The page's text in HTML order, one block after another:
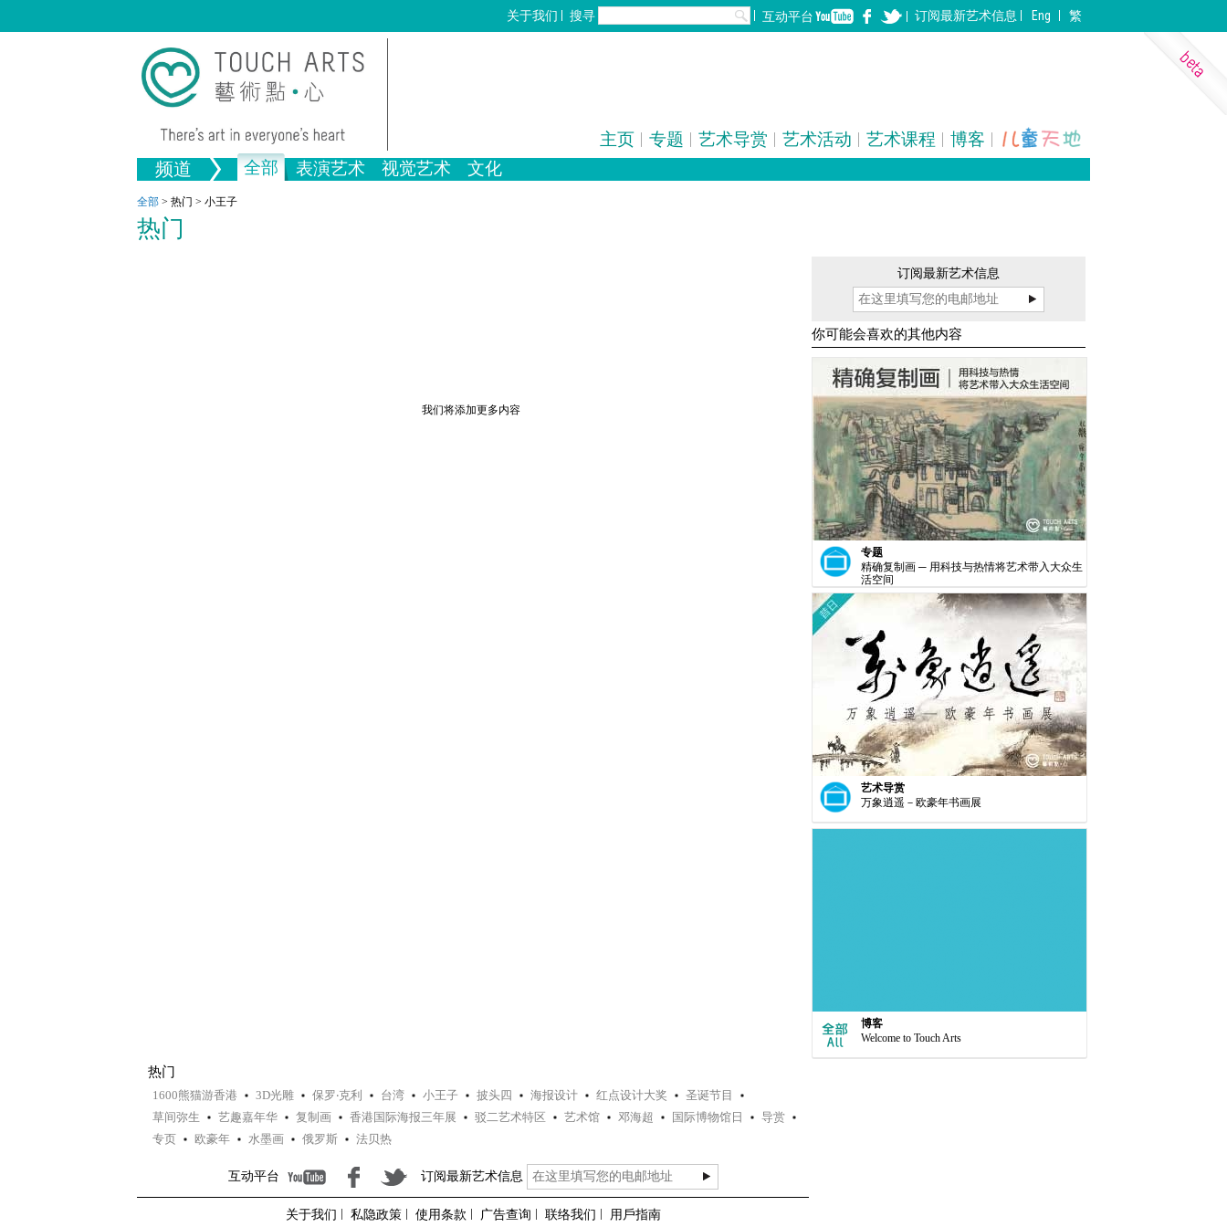
关于我们 搜寻 互动平台 订阅最新艺术信息 Eng 繁
主页 专题 艺术导赏 艺术活动 艺术课程 博客
频道 全部 表演艺术 视觉艺术 文化
音乐
绘画
生活
全部 > 热门 > 小王子
热门
我们将添加更多内容
订阅最新艺术信息
你可能会喜欢的其他内容
专题
精确复制画 ─ 用科技与热情将艺术带入大众生
活空间
艺术导赏
万象逍遥－欧豪年书画展
博客
Welcome to Touch Arts
热门
1600熊猫游香港 3D光雕 保罗‧克利 台湾 小王子 披头四 海报设计 红点设计大奖
圣诞节目
草间弥生
艺趣嘉年华 复制画 香港国际海报三年展 驳二艺术特区 艺术馆 邓海超 国际博物馆日
导赏
专页
欧豪年 水墨画 俄罗斯 法贝热
互动平台 订阅最新艺术信息
关于我们 私隐政策 使用条款 广告查询 联络我们 用戶指南